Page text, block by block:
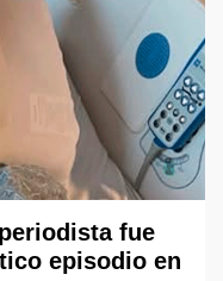
fue
episodio en